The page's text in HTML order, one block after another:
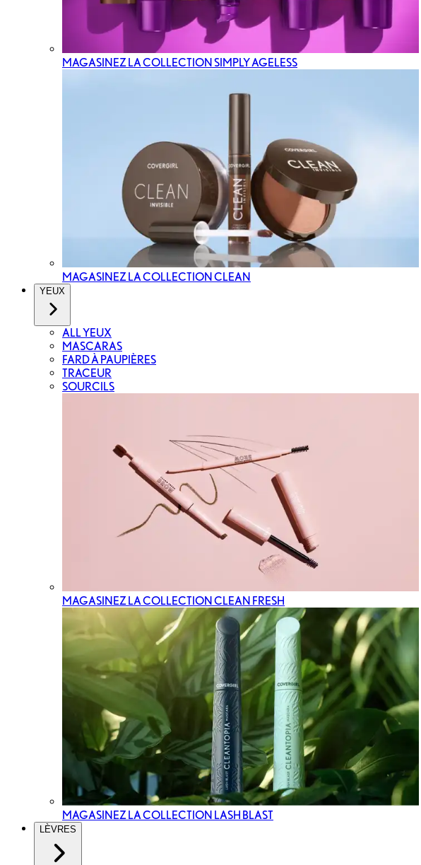
MAGASINEZ LA COLLECTION SIMPLY AGELESS
MAGASINEZ LA COLLECTION CLEAN
YEUX
ALL YEUX
MASCARAS
FARD À PAUPIÈRES
TRACEUR
SOURCILS
MAGASINEZ LA COLLECTION CLEAN FRESH
MAGASINEZ LA COLLECTION LASH BLAST
LÈVRES